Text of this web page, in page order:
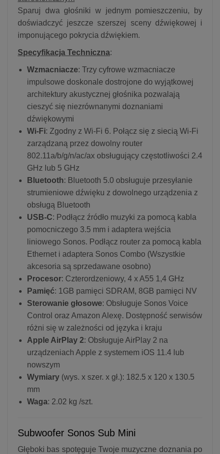
Sparuj dwa głośniki w jednym pomieszczeniu, by
doświadczyć jeszcze szerszej sceny dźwiękowej i
imponującego pokrycia dźwiękiem.
Specyfikacja Techniczna:
Wzmacniacze: Trzy cyfrowe wzmacniacze
impulsowe doskonale dostrojone do wyjątkowej
architektury akustycznej głośnika pozwalają
cieszyć się niezrównanymi doznaniami
dźwiękowymi
Wi-Fi: Zgodny z Wi-Fi 6. Połącz się z siecią Wi-Fi
zarządzaną przez dowolny router
802.11a/b/g/n/ac/ax obsługujący częstotliwości 2.4
GHz lub 5 GHz
Bluetooth: Bluetooth 5.0 obsługuje przesyłanie
strumieniowe dźwięku z dowolnego urządzenia z
obsługą Bluetooth
USB-C: Podłącz źródło muzyki za pomocą kabla
pomocniczego 3.5 mm i adaptera wejścia
liniowego Sonos. Podłącz router za pomocą kabla
Ethernet i adaptera Sonos Combo (Wszystkie
akcesoria są sprzedawane osobno)
Procesor: Czterordzeniowy, 4 x A55 1,4 GHz
Pamięć: 1GB pamięci SDRAM, 8GB pamięci NV
Sterowanie głosowe: Obsługuje Sonos Voice
Control oraz Amazon Alexę. Dostępność serwisów
różni się w zależności od języka i kraju
Apple AirPlay 2: Obsługuje AirPlay 2 na
urządzeniach Apple z systemem iOS 11.4 lub
nowszym
Wymiary (wys. x szer. x gł.): 182.5 x 120 x 130.5
mm
Waga: 2.02 kg /szt.
Subwoofer Sonos Sub Mini
Głęboki bas spotęguje Twoje muzyczne doznania po